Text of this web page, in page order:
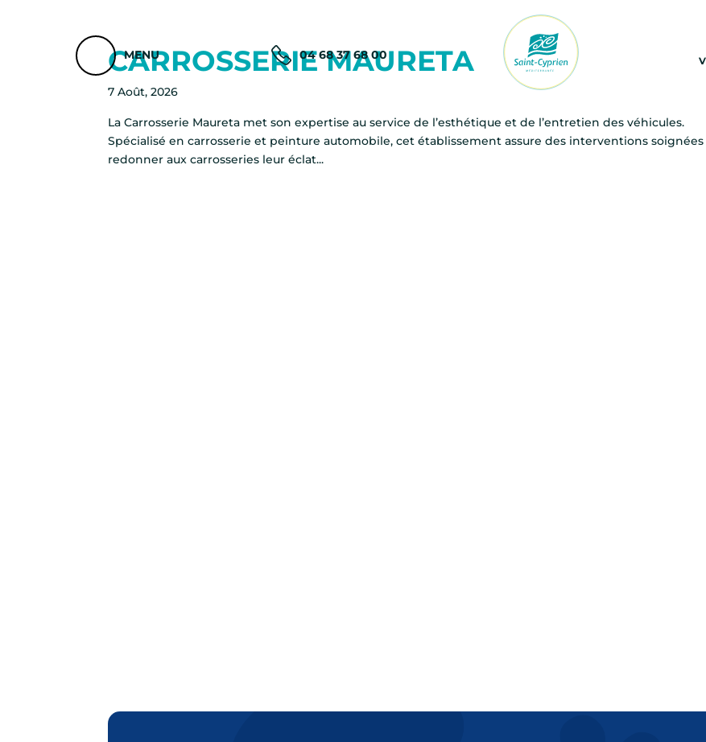
MENU 04 68 37 68 00
CARROSSERIE MAURETA
7 Août, 2026
La Carrosserie Maureta met son expertise au service de l’esthétique et de l’entretien des véhicules.
Spécialisé en carrosserie et peinture automobile, cet établissement assure des interventions
redonner aux carrosseries leur éclat...